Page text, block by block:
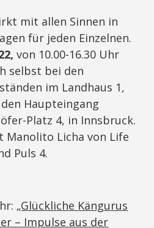
mit allen Sinnen in
für jeden Einzelnen.
von 10.00-16.30 Uhr
selbst bei den
im Landhaus 1,
Haupteingang
Platz 4, in Innsbruck.
Manolito Licha von Life
Puls 4.
„Glückliche Kängurus
– Impulse aus der